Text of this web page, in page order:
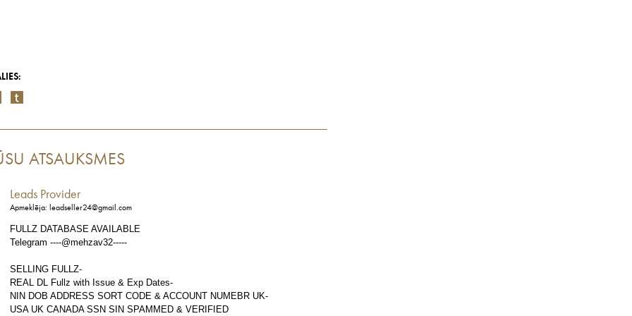
ATSAUKSMES
Leads Provider
Apmeklēja: leadseller24@gmail.com
FULLZ DATABASE AVAILABLE
Telegram ----@mehzav32-----
SELLING FULLZ-
REAL DL Fullz with Issue & Exp Dates-
NIN DOB ADDRESS SORT CODE & ACCOUNT NUMEBR UK-
USA UK CANADA SSN SIN SPAMMED & VERIFIED